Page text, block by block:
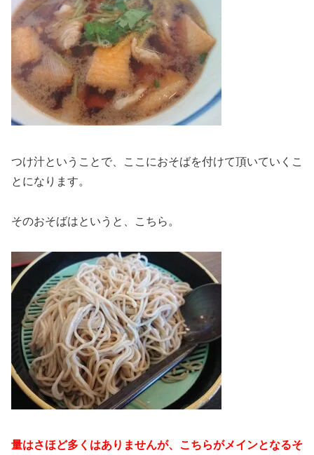
つけ汁ということで、ここにおそばを付けて頂いていくこ
とになります。
そのおそばはというと、こちら。
量はさほど多くはありませんが、こちらがメインとなるそ